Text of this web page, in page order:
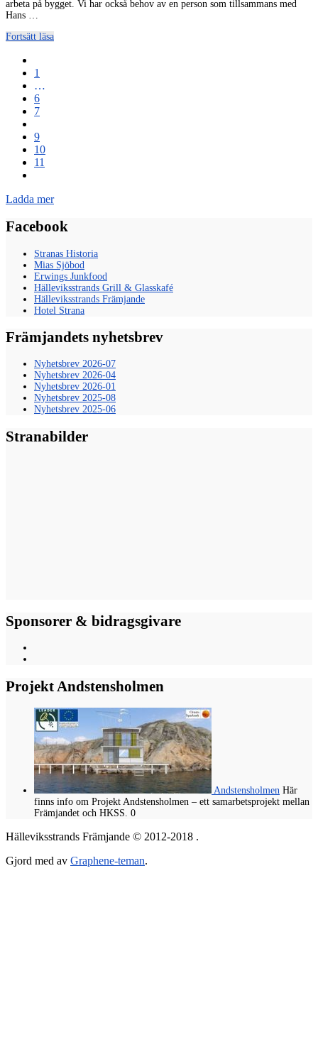
arbeta på bygget. Vi har också behov av en person som tillsammans med
Hans …
Fortsätt läsa
1
…
6
7
9
10
11
Ladda mer
Facebook
Stranas Historia
Mias Sjöbod
Erwings Junkfood
Hälleviksstrands Grill & Glasskafé
Hälleviksstrands Främjande
Hotel Strana
Främjandets nyhetsbrev
Nyhetsbrev 2026-07
Nyhetsbrev 2026-04
Nyhetsbrev 2026-01
Nyhetsbrev 2025-08
Nyhetsbrev 2025-06
Stranabilder
Sponsorer & bidragsgivare
Projekt Andstensholmen
Andstensholmen Här
finns info om Projekt Andstensholmen – ett samarbetsprojekt mellan
Främjandet och HKSS. 0
Hälleviksstrands Främjande © 2012-2018 .
Gjord med av Graphene-teman.